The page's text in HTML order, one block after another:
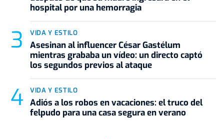
hospital por una hemorragia
VIDA Y ESTILO
Asesinan al influencer César Gastélum
mientras grababa un vídeo: un directo captó
los segundos previos al ataque
VIDA Y ESTILO
Adiós a los robos en vacaciones: el truco del
felpudo para una casa segura en verano